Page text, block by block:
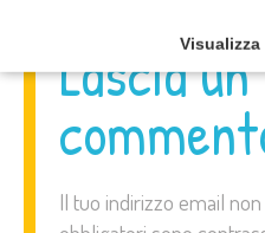
Visualizza
Lascia un
Il tuo indirizzo email